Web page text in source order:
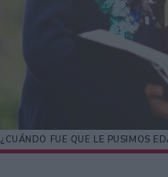
¿CUÁNDO FUE QUE LE PUSIMOS